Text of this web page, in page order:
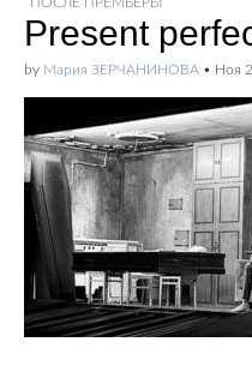
Present
by Мария ЗЕРЧАНИНОВА • Ноя